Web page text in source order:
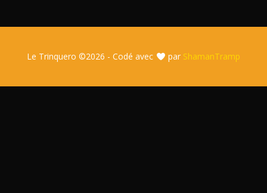
Le Trinquero ©2026 - Codé avec par ShamanTramp